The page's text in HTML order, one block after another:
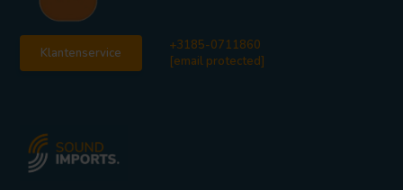
Klantenservice
+3185-0711860
[email protected]